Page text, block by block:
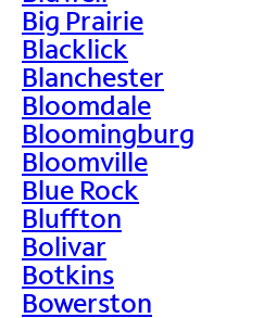
Big Prairie
Blacklick
Blanchester
Bloomdale
Bloomingburg
Bloomville
Blue Rock
Bluffton
Bolivar
Botkins
Bowerston